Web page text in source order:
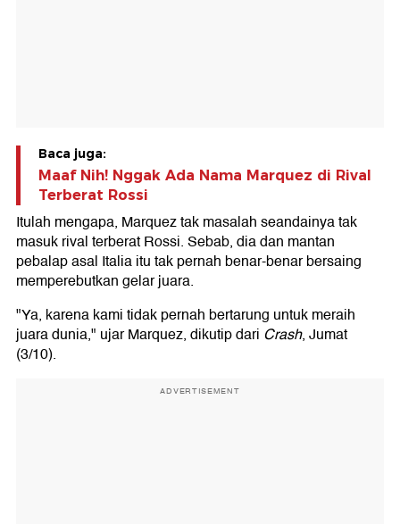
Baca juga:
Maaf Nih! Nggak Ada Nama Marquez di Rival
Terberat Rossi
Itulah mengapa, Marquez tak masalah seandainya tak
masuk rival terberat Rossi. Sebab, dia dan mantan
pebalap asal Italia itu tak pernah benar-benar bersaing
memperebutkan gelar juara.
"Ya, karena kami tidak pernah bertarung untuk meraih
juara dunia," ujar Marquez, dikutip dari Crash, Jumat
(3/10).
ADVERTISEMENT